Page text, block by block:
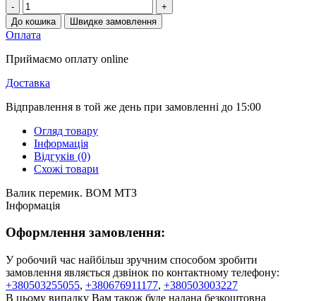
-
+
До кошика
Швидке замовлення
Оплата
Приймаємо оплату online
Доставка
Відправлення в той же день при замовленні до 15:00
Огляд товару
Інформація
Відгуків (0)
Схожі товари
Валик перемик. ВОМ МТЗ
Інформація
Оформлення замовлення:
У робочий час найбільш зручним способом зробити
замовлення являється дзвінок по контактному телефону:
+380503255055, +380676911177, +380503003227
В цьому випадку Вам також буде надана безкоштовна